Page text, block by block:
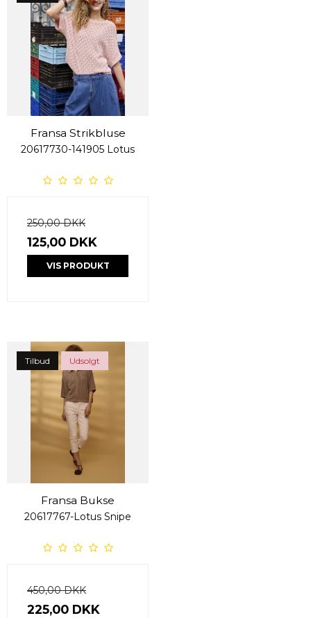
Fransa Strikbluse
20617730-141905 Lotus
250,00 DKK
125,00 DKK
VIS PRODUKT
Tilbud Udsolgt
Fransa Bukse
20617767-Lotus Snipe
450,00 DKK
225,00 DKK